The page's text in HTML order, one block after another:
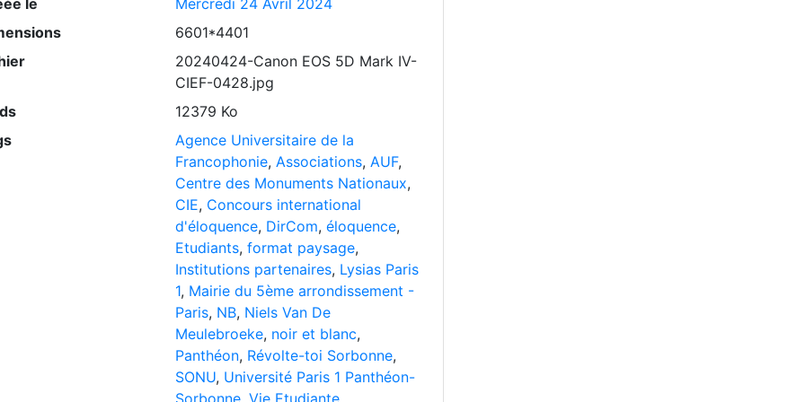
le
Mercredi 24 Avril 2024
6601*4401
20240424-Canon EOS 5D Mark IV-
CIEF-0428.jpg
12379 Ko
Agence Universitaire de la
Francophonie, Associations, AUF,
Centre des Monuments Nationaux,
CIE, Concours international
d'éloquence, DirCom, éloquence,
Etudiants, format paysage,
Institutions partenaires, Lysias Paris
1, Mairie du 5ème arrondissement -
Paris, NB, Niels Van De
Meulebroeke, noir et blanc,
Panthéon, Révolte-toi Sorbonne,
SONU, Université Paris 1 Panthéon-
Sorbonne Vie Etudiante